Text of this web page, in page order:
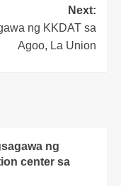
Next:
ng KKDAT sa
Agoo, La Union
ng
center sa